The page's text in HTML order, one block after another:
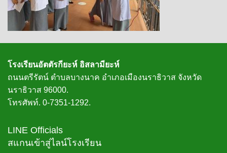
โรงเรียนอัตตัรกียะห์ อิสลามียะห์
ถนนตรีรัตน์ ตำบลบางนาค อำเภอเมืองนราธิวาส จังหวัด
นราธิวาส 96000.
โทรศัพท์. 0-7351-1292.
LINE Officials
สแกนเข้าสู่ไลน์โรงเรียน